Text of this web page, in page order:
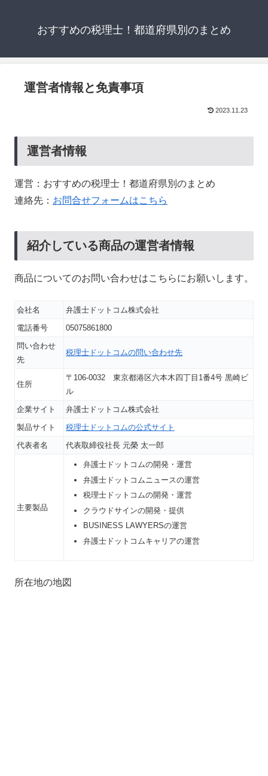
おすすめの税理士！都道府県別のまとめ
運営者情報と免責事項
2023.11.23
運営者情報
運営：おすすめの税理士！都道府県別のまとめ
連絡先： お問合せフォームはこちら
紹介している商品の運営者情報
商品についてのお問い合わせはこちらにお願いします。
会社名
弁護士ドットコム株式会社
電話番号
05075861800
問い合わせ
先
税理士ドットコムの問い合わせ先
住所
〒106-0032 東京都港区六本木四丁目1番4号 黒崎ビ
ル
企業サイト
弁護士ドットコム株式会社
製品サイト
税理士ドットコムの公式サイト
代表者名
代表取締役社長 元榮 太一郎
主要製品
弁護士ドットコムの開発・運営
弁護士ドットコムニュースの運営
税理士ドットコムの開発・運営
クラウドサインの開発・提供
BUSINESS LAWYERSの運営
弁護士ドットコムキャリアの運営
所在地の地図